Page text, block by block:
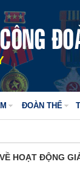
ĐOÀN THỂ
HOẠT ĐỘNG